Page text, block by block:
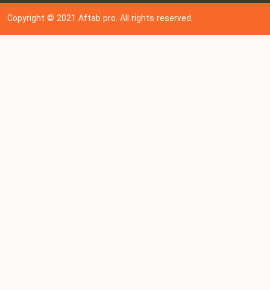
Copyright © 202 1Aftab pro. All rights reserved.